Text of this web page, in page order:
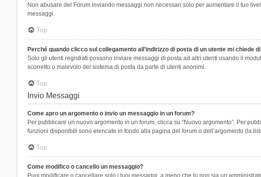
Non abusare del Forum inviando messaggi non necessari solo per aumentare il tuo
messaggi.
Top
Perché quando clicco sul collegamento all’indirizzo di posta di un utente mi chiede
Solo gli utenti registrati possono inviare messaggi di posta ad altri utenti usando il
scorretto o malevolo del sistema di posta da parte di utenti anonimi.
Top
Invio Messaggi
Come apro un argomento o invio un messaggio in un forum?
Per pubblicare un nuovo argomento in un forum, clicca su “Nuovo argomento”. Per
funzioni disponibili sono elencate in fondo alla pagina del forum o dell’argomento (la
Top
Come modifico o cancello un messaggio?
Puoi modificare o cancellare solo i tuoi messaggi, a meno che tu non sia un